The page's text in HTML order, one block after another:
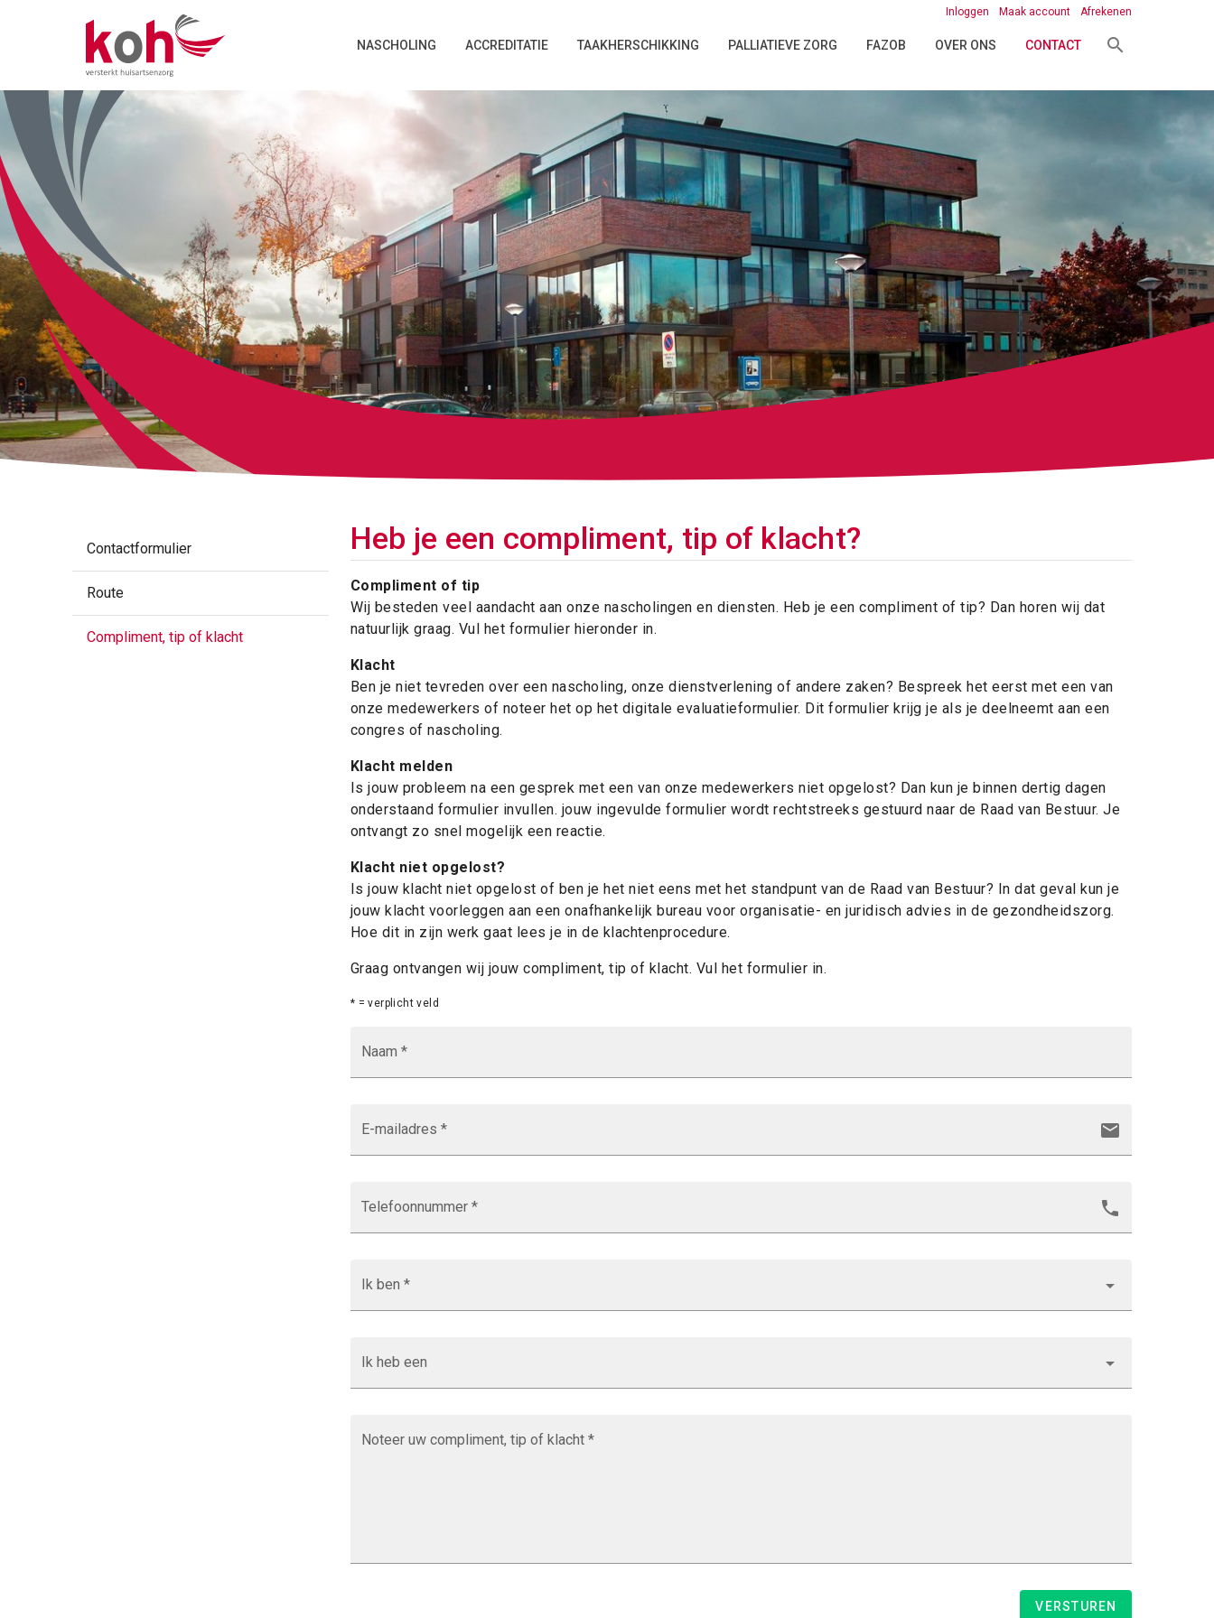
Inloggen Maak account Afrekenen
NASCHOLING ACCREDITATIE TAAKHERSCHIKKING PALLIATIEVE ZORG FAZOB OVER ONS CONTACT
Contactformulier
Route
Compliment, tip of klacht
Heb je een compliment, tip of klacht?
Compliment of tip
Wij besteden veel aandacht aan onze nascholingen en diensten. Heb je een compliment of tip? Dan horen wij dat
natuurlijk graag. Vul het formulier hieronder in.
Klacht
Ben je niet tevreden over een nascholing, onze dienstverlening of andere zaken? Bespreek het eerst met een van
onze medewerkers of noteer het op het digitale evaluatieformulier. Dit formulier krijg je als je deelneemt aan een
congres of nascholing.
Klacht melden
Is jouw probleem na een gesprek met een van onze medewerkers niet opgelost? Dan kun je binnen dertig dagen
onderstaand formulier invullen. jouw ingevulde formulier wordt rechtstreeks gestuurd naar de Raad van Bestuur. Je
ontvangt zo snel mogelijk een reactie.
Klacht niet opgelost?
Is jouw klacht niet opgelost of ben je het niet eens met het standpunt van de Raad van Bestuur? In dat geval kun je
jouw klacht voorleggen aan een onafhankelijk bureau voor organisatie- en juridisch advies in de gezondheidszorg.
Hoe dit in zijn werk gaat lees je in de klachtenprocedure.
Graag ontvangen wij jouw compliment, tip of klacht. Vul het formulier in.
* = verplicht veld
Naam *
E-mailadres *
Telefoonnummer *
Ik ben *
Ik heb een
Noteer uw compliment, tip of klacht *
VERSTUREN